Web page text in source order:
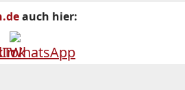
auch hier: